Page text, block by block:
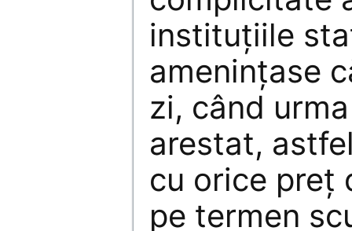
instituțiile
amenințase
zi, când
arestat,
cu orice preț
pe termen